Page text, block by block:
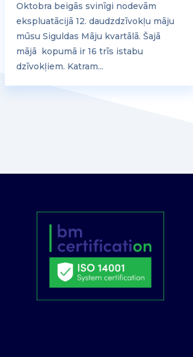
Oktobra beigās svinīgi nodevām
ekspluatācijā 12. daudzdzīvokļu māju
mūsu Siguldas Māju kvartālā. Šajā
mājā kopumā ir 16 trīs istabu
dzīvokļiem. Katram...